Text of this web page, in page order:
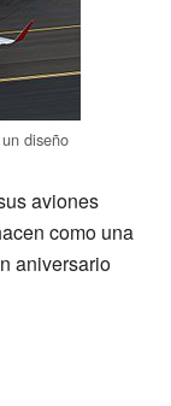
diseño
aviones
como una
aniversario